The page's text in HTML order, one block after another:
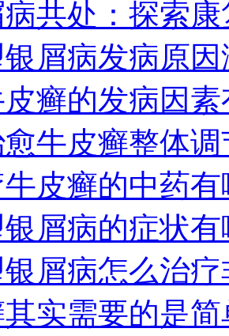
共处：探索
屑病发病原
癣的发病因
牛皮癣整体
皮癣的中药
屑病的症状有
屑病怎么治
实需要的是